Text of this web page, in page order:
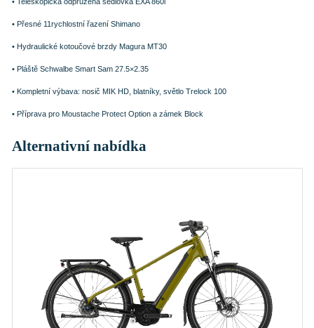
• Přesné 11rychlostní řazení Shimano
• Hydraulické kotoučové brzdy Magura MT30
• Pláště Schwalbe Smart Sam 27.5×2.35
• Kompletní výbava: nosič MIK HD, blatníky, světlo Trelock 100
• Příprava pro Moustache Protect Option a zámek Block
Alternativní nabídka